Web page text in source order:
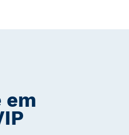
em